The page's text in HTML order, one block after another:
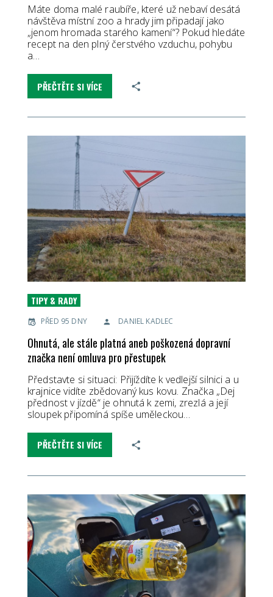
Máte doma malé raubíře, které už nebaví desátá
návštěva místní zoo a hrady jim připadají jako
„jenom hromada starého kamení“? Pokud hledáte
recept na den plný čerstvého vzduchu, pohybu
a…
PŘEČTĚTE SI VÍCE
TIPY & RADY
PŘED 95 DNY DANIEL KADLEC
Ohnutá, ale stále platná aneb poškozená dopravní
značka není omluva pro přestupek
Představte si situaci: Přijíždíte k vedlejší silnici a u
krajnice vidíte zbědovaný kus kovu. Značka „Dej
přednost v jízdě“ je ohnutá k zemi, zrezlá a její
sloupek připomíná spíše uměleckou…
PŘEČTĚTE SI VÍCE